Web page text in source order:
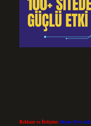
Reklam ve İletişim:Skype: